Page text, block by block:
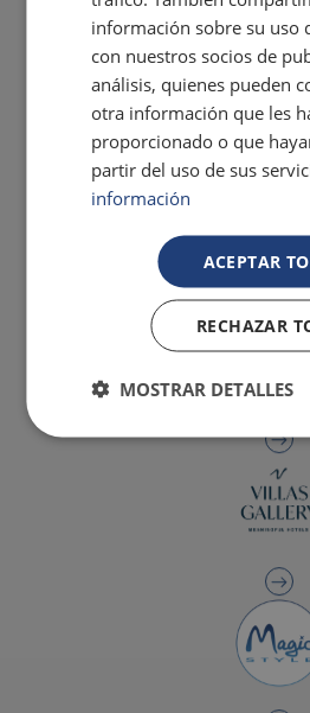
información sobre su uso
con nuestros socios de
análisis, quienes pueden
otra información que les
proporcionado o que
partir del uso de sus
información
ACEPTAR
RECHAZAR
MOSTRAR DETALLES